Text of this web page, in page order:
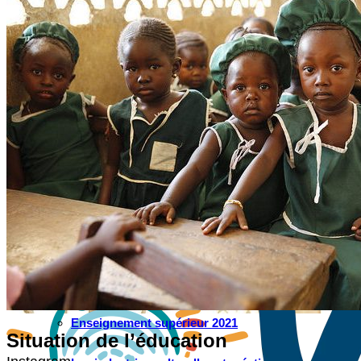
Facebook
Twitter
LinkedIn
YouTube
L’association
Nos partenaires
LE DÉBAT
Débat – Entrepreneuriat en Afrique de l’Ouest
Afrique de l’Ouest – États Unis d’Amérique
Changement climatique 2022
Les relations entre l’Afrique de l’Ouest et l’Europe
Enseignement supérieur 2021
Situation de l’éducation